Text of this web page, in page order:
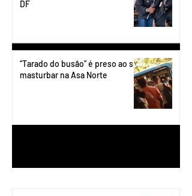
DF
“Tarado do busão” é preso ao se
masturbar na Asa Norte